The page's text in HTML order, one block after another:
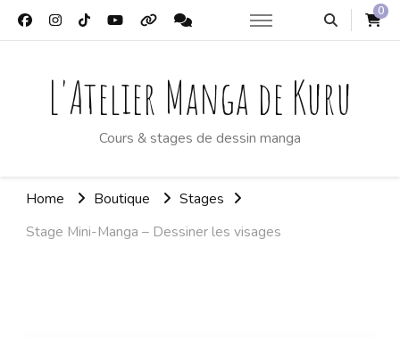
0
L'Atelier Manga de Kuru
Cours & stages de dessin manga
Home Boutique
Stages
Stage Mini-Manga – Dessiner les visages